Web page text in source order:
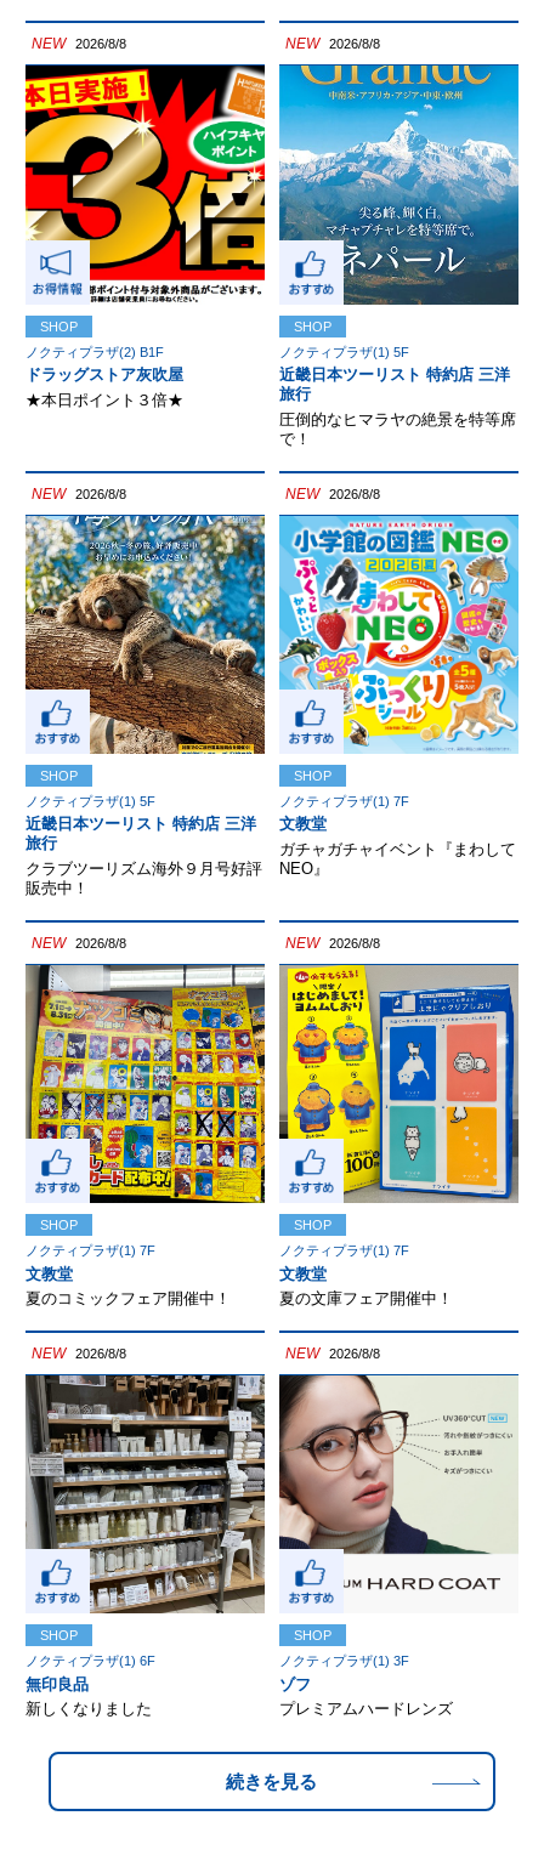
NEW 2026/8/8
SHOP
ノクティプラザ(2) B1F
ドラッグストア灰吹屋
★本日ポイント３倍★
NEW 2026/8/8
SHOP
ノクティプラザ(1) 5F
近畿日本ツーリスト 特約店 三洋
旅行
圧倒的なヒマラヤの絶景を特等席
で！
NEW 2026/8/8
SHOP
ノクティプラザ(1) 5F
近畿日本ツーリスト 特約店 三洋
旅行
クラブツーリズム海外９月号好評
販売中！
NEW 2026/8/8
SHOP
ノクティプラザ(1) 7F
文教堂
ガチャガチャイベント『まわして
NEO』
NEW 2026/8/8
SHOP
ノクティプラザ(1) 7F
文教堂
夏のコミックフェア開催中！
NEW 2026/8/8
SHOP
ノクティプラザ(1) 7F
文教堂
夏の文庫フェア開催中！
NEW 2026/8/8
SHOP
ノクティプラザ(1) 6F
無印良品
新しくなりました
NEW 2026/8/8
SHOP
ノクティプラザ(1) 3F
ゾフ
プレミアムハードレンズ
続きを見る